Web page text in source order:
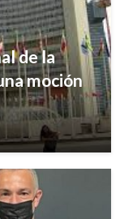
de la
moción